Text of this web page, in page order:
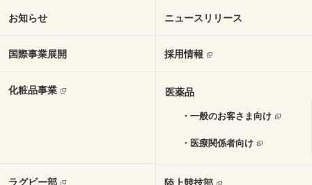
お知らせ ニュースリリース
国際事業展開 採用情報
化粧品事業 医薬品
・一般のお客さま向け
・医療関係者向け
ラグビー部 陸上競技部